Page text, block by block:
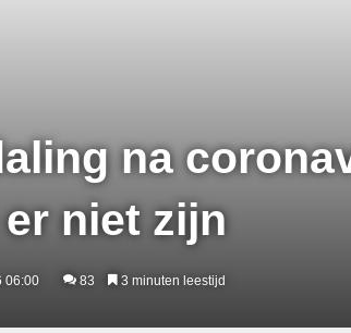
na
er niet zijn
06:00 83 3 minuten leestijd